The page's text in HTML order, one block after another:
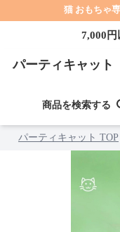
猫 おもちゃ
7,000
パーティキャット
商品を検索する
パーティキャット TOP